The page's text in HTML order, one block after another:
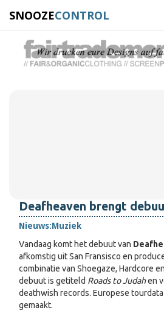
SNOOZECONTROL
Deafheaven brengt
Nieuws:Muziek
Vandaag komt het debuut van
afkomstig uit San Fransisco en
combinatie van Shoegaze, Hardcore
debuut is getiteld Roads to Judahen
deathwish records. Europese
gemaakt.